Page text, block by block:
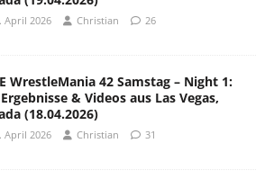
April 2026 Christian 26
WrestleMania 42 Samstag – Night 1:
& Videos aus Las Vegas,
(18.04.2026)
April 2026 Christian 31